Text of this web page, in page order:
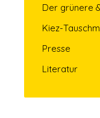
Der grünere
Kiez-
Presse
Literatur